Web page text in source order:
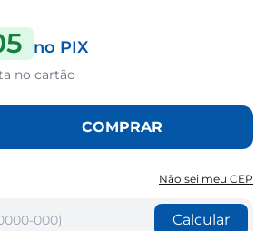
no PIX
no cartão
COMPRAR
Não sei meu CEP
Calcular